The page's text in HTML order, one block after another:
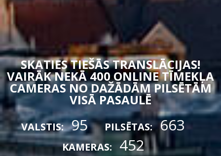
SKATIES TIEŠĀS TRANSLĀCIJAS!
VAIRĀK NEKĀ 400 ONLINE TĪMEKĻA
CAMERAS NO DAŽĀDĀM PILSĒTĀM
VISĀ PASAULĒ
VALSTIS: 95 PILSĒTAS: 663
KAMERAS: 452